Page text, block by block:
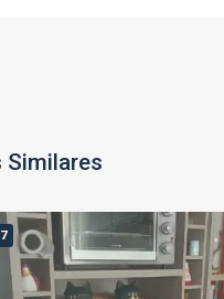
Similares